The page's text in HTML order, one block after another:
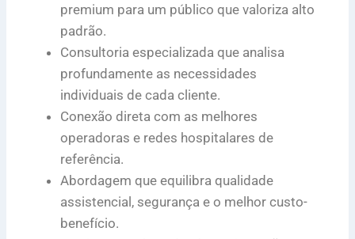
premium para um público que valoriza alto
padrão.
Consultoria especializada que analisa
profundamente as necessidades
individuais de cada cliente.
Conexão direta com as melhores
operadoras e redes hospitalares de
referência.
Abordagem que equilibra qualidade
assistencial, segurança e o melhor custo-
benefício.